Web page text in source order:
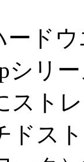
ドウ
シリ
スト
ドス